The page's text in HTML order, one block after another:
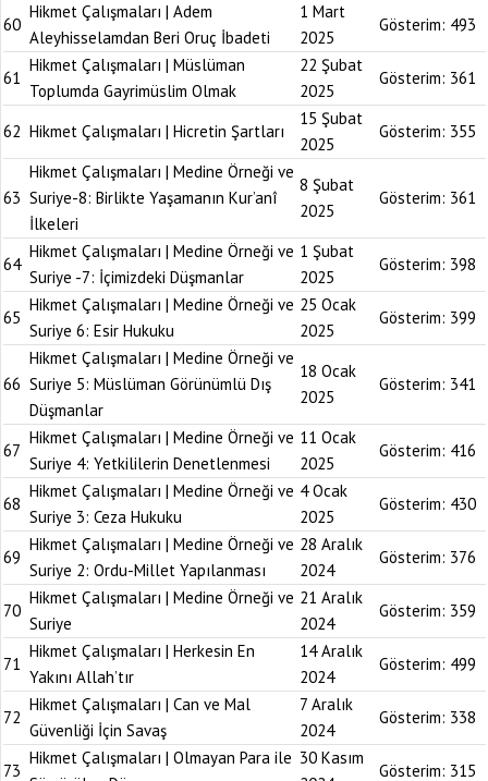
60
Hikmet Çalışmaları | Adem
Aleyhisselamdan Beri Oruç İbadeti
1 Mart
2025
Gösterim: 493
61
Hikmet Çalışmaları | Müslüman
Toplumda Gayrimüslim Olmak
22 Şubat
2025
Gösterim: 361
62 Hikmet Çalışmaları | Hicretin Şartları
15 Şubat
2025
Gösterim: 355
63
Hikmet Çalışmaları | Medine Örneği ve
Suriye-8: Birlikte Yaşamanın Kur’anî
İlkeleri
8 Şubat
2025
Gösterim: 361
64
Hikmet Çalışmaları | Medine Örneği ve
Suriye -7: İçimizdeki Düşmanlar
1 Şubat
2025
Gösterim: 398
65
Hikmet Çalışmaları | Medine Örneği ve
Suriye 6: Esir Hukuku
25 Ocak
2025
Gösterim: 399
66
Hikmet Çalışmaları | Medine Örneği ve
Suriye 5: Müslüman Görünümlü Dış
Düşmanlar
18 Ocak
2025
Gösterim: 341
67
Hikmet Çalışmaları | Medine Örneği ve
Suriye 4: Yetkililerin Denetlenmesi
11 Ocak
2025
Gösterim: 416
68
Hikmet Çalışmaları | Medine Örneği ve
Suriye 3: Ceza Hukuku
4 Ocak
2025
Gösterim: 430
69
Hikmet Çalışmaları | Medine Örneği ve
Suriye 2: Ordu-Millet Yapılanması
28 Aralık
2024
Gösterim: 376
70
Hikmet Çalışmaları | Medine Örneği ve
Suriye
21 Aralık
2024
Gösterim: 359
71
Hikmet Çalışmaları | Herkesin En
Yakını Allah’tır
14 Aralık
2024
Gösterim: 499
72
Hikmet Çalışmaları | Can ve Mal
Güvenliği İçin Savaş
7 Aralık
2024
Gösterim: 338
73
Hikmet Çalışmaları | Olmayan Para ile 30 Kasım
Gösterim: 315